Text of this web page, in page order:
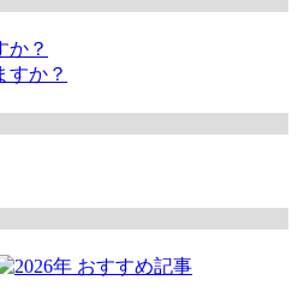
か？